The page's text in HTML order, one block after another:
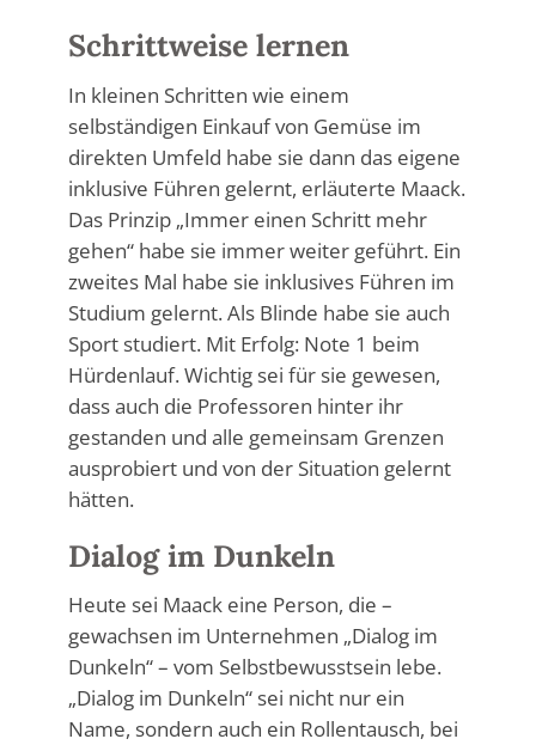
Schrittweise lernen
In kleinen Schritten wie einem
selbständigen Einkauf von Gemüse im
direkten Umfeld habe sie dann das eigene
inklusive Führen gelernt, erläuterte Maack.
Das Prinzip „Immer einen Schritt mehr
gehen“ habe sie immer weiter geführt. Ein
zweites Mal habe sie inklusives Führen im
Studium gelernt. Als Blinde habe sie auch
Sport studiert. Mit Erfolg: Note 1 beim
Hürdenlauf. Wichtig sei für sie gewesen,
dass auch die Professoren hinter ihr
gestanden und alle gemeinsam Grenzen
ausprobiert und von der Situation gelernt
hätten.
Dialog im Dunkeln
Heute sei Maack eine Person, die –
gewachsen im Unternehmen „Dialog im
Dunkeln“ – vom Selbstbewusstsein lebe.
„Dialog im Dunkeln“ sei nicht nur ein
Name, sondern auch ein Rollentausch, bei